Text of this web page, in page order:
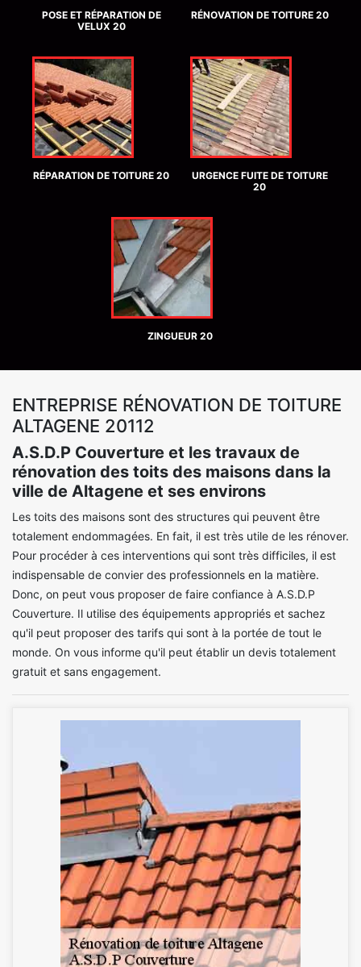
POSE ET RÉPARATION DE
VELUX 20
RÉNOVATION DE TOITURE 20
RÉPARATION DE TOITURE 20
URGENCE FUITE DE TOITURE
20
ZINGUEUR 20
ENTREPRISE RÉNOVATION DE TOITURE
ALTAGENE 20112
A.S.D.P Couverture et les travaux de
rénovation des toits des maisons dans la
ville de Altagene et ses environs
Les toits des maisons sont des structures qui peuvent être
totalement endommagées. En fait, il est très utile de les rénover.
Pour procéder à ces interventions qui sont très difficiles, il est
indispensable de convier des professionnels en la matière.
Donc, on peut vous proposer de faire confiance à A.S.D.P
Couverture. Il utilise des équipements appropriés et sachez
qu'il peut proposer des tarifs qui sont à la portée de tout le
monde. On vous informe qu'il peut établir un devis totalement
gratuit et sans engagement.